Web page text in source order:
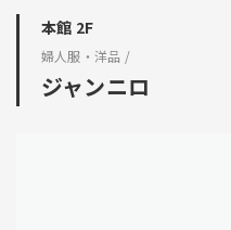
本館 2F
婦人服・洋品 /
ジャンニロ